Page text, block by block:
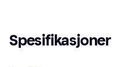
Spesifikasjoner